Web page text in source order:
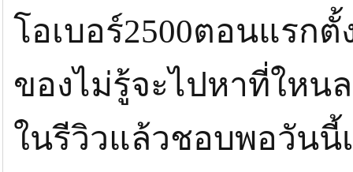
โอเบอร์2500ตอนแรกตั้
ของไม่รู้จะไปหาที่ใหน
ในรีวิวแล้วชอบพอวันนี้